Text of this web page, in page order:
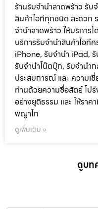
ร้านรับจำนำลาดพร้าว รั
สินค้าไอทีทุกชนิด สะดวก
จำนำลาดพร้าว ให้บริการ
บริการรับจำนำสินค้าไอที
iPhone, รับจำนำ iPad,
รับจำนำโน๊ตบุ๊ก, รับจำน
ประสบการณ์ และ ความเ
ท่านด้วยความซื่อสัตย์ โปร่
อย่างยุติธรรม และ ให้รา
พญาไท
ดูเพิ่มเติม »
ดูบท